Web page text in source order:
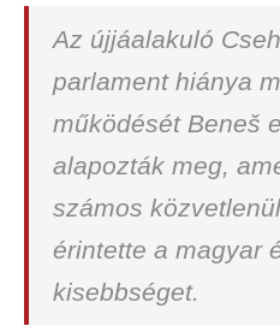
Az újjáalakuló
parlament hiánya
működését Beneš
alapozták meg,
számos
érintette a magyar
kisebbséget.